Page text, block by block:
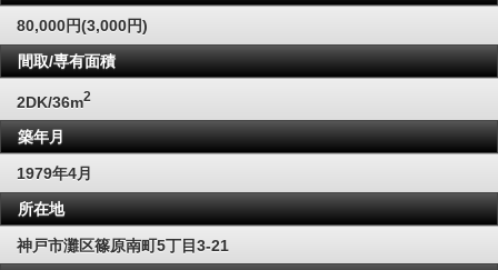
80,000円(3,000円)
間取/専有面積
2DK/36m2
築年月
1979年4月
所在地
神戸市灘区篠原南町5丁目3-21